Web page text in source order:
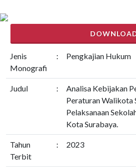
Jenis
Monografi
: Pengkajian Hukum
Judul :
Analisa Kebijakan
Peraturan Walikota
Pelaksanaan
Kota Surabaya.
Tahun
Terbit
: 2023